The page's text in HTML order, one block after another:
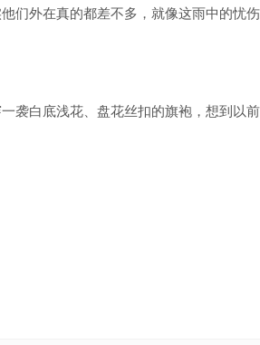
们外在真的都差不多，就像这雨中的忧
袭白底浅花、盘花丝扣的旗袍，想到以